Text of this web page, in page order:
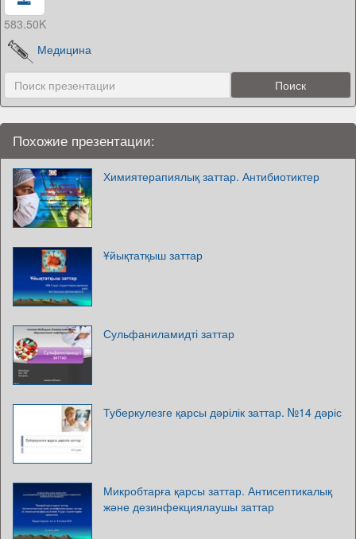
583.50K
Медицина
Похожие презентации:
Химиятерапиялық заттар. Антибиотиктер
Ұйықтатқыш заттар
Сульфаниламидті заттар
Туберкулезге қарсы дәрілік заттар. №14 дәріс
Микробтарға қарсы заттар. Антисептикалық
және дезинфекциялаушы заттар